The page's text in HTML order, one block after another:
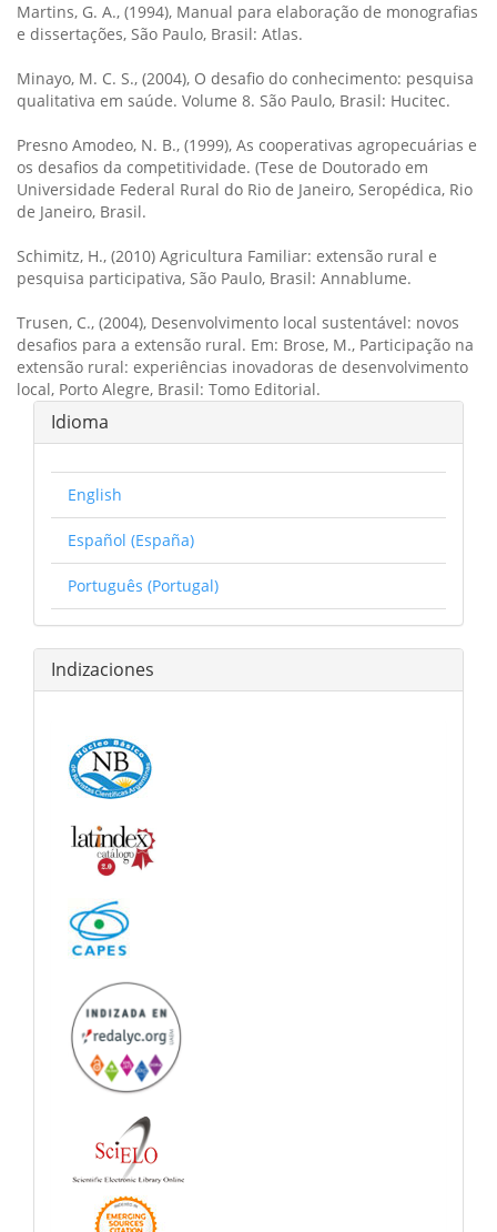
Martins, G. A., (1994), Manual para elaboração de monografias
e dissertações, São Paulo, Brasil: Atlas.
Minayo, M. C. S., (2004), O desafio do conhecimento: pesquisa
qualitativa em saúde. Volume 8. São Paulo, Brasil: Hucitec.
Presno Amodeo, N. B., (1999), As cooperativas agropecuárias e
os desafios da competitividade. (Tese de Doutorado em
Universidade Federal Rural do Rio de Janeiro, Seropédica, Rio
de Janeiro, Brasil.
Schimitz, H., (2010) Agricultura Familiar: extensão rural e
pesquisa participativa, São Paulo, Brasil: Annablume.
Trusen, C., (2004), Desenvolvimento local sustentável: novos
desafios para a extensão rural. Em: Brose, M., Participação na
extensão rural: experiências inovadoras de desenvolvimento
local, Porto Alegre, Brasil: Tomo Editorial.
Idioma
English
Español (España)
Português (Portugal)
Indizaciones